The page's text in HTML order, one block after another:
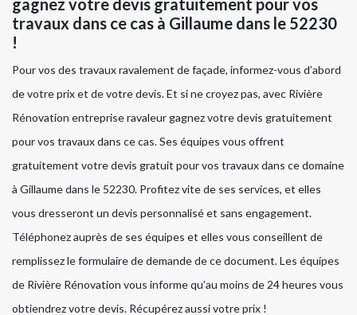
gagnez votre devis gratuitement pour vos
travaux dans ce cas à Gillaume dans le 52230
!
Pour vos des travaux ravalement de façade, informez-vous d’abord
de votre prix et de votre devis. Et si ne croyez pas, avec Rivière
Rénovation entreprise ravaleur gagnez votre devis gratuitement
pour vos travaux dans ce cas. Ses équipes vous offrent
gratuitement votre devis gratuit pour vos travaux dans ce domaine
à Gillaume dans le 52230. Profitez vite de ses services, et elles
vous dresseront un devis personnalisé et sans engagement.
Téléphonez auprès de ses équipes et elles vous conseillent de
remplissez le formulaire de demande de ce document. Les équipes
de Rivière Rénovation vous informe qu’au moins de 24 heures vous
obtiendrez votre devis. Récupérez aussi votre prix !